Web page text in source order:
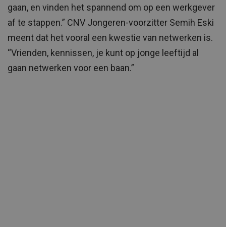
gaan, en vinden het spannend om op een werkgever
af te stappen.” CNV Jongeren-voorzitter Semih Eski
meent dat het vooral een kwestie van netwerken is.
“Vrienden, kennissen, je kunt op jonge leeftijd al
gaan netwerken voor een baan.”